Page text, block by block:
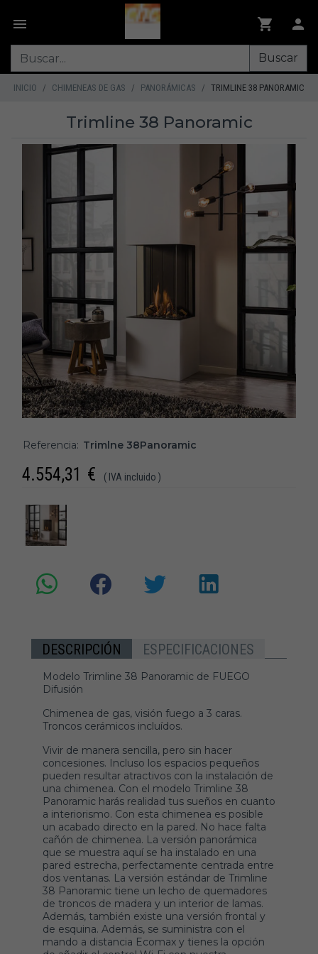
Buscar
INICIO CHIMENEAS DE GAS PANORÁMICAS TRIMLINE 38 PANORAMIC
Trimline 38 Panoramic
Referencia: Trimlne 38Panoramic
4.554,31 € ( IVA incluido )
DESCRIPCIÓN ESPECIFICACIONES
Modelo Trimline 38 Panoramic de FUEGO
Difusión
Chimenea de gas, visión fuego a 3 caras.
Troncos cerámicos incluídos.
Vivir de manera sencilla, pero sin hacer
concesiones. Incluso los espacios pequeños
pueden resultar atractivos con la instalación de
una chimenea. Con el modelo Trimline 38
Panoramic harás realidad tus sueños en cuanto
a interiorismo. Con esta chimenea es posible
un acabado directo en la pared. No hace falta
cañón de chimenea. La versión panorámica
que se muestra aquí se ha instalado en una
pared estrecha, perfectamente centrada entre
dos ventanas. La versión estándar de Trimline
38 Panoramic tiene un lecho de quemadores
de troncos de madera y un interior de lamas.
Además, también existe una versión frontal y
de esquina. Además, se suministra con el
mando a distancia Ecomax y tienes la opción